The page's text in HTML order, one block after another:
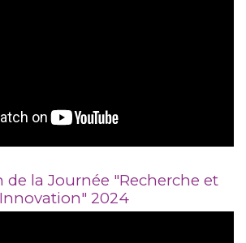
la Journée "Recherche et
Innovation" 2024